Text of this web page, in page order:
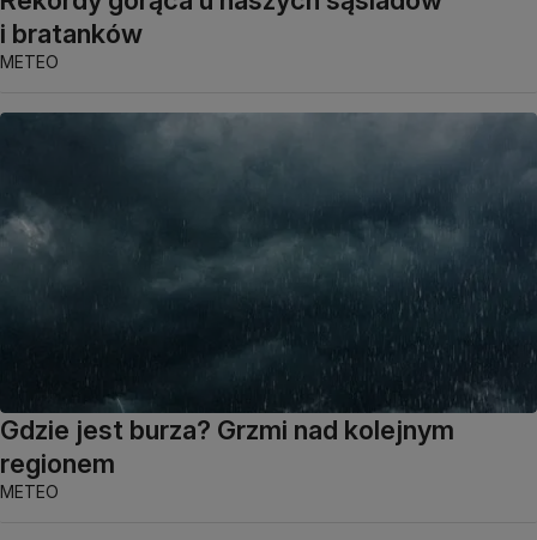
i bratanków
METEO
Gdzie jest burza? Grzmi nad kolejnym
regionem
METEO